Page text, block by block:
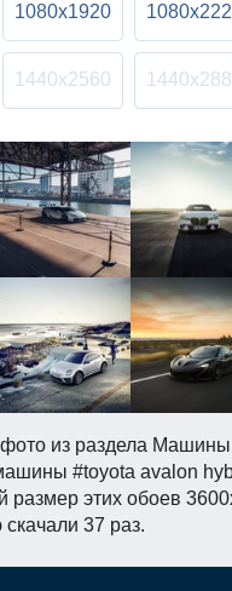
из раздела
#toyota avalon
размер этих обоев
37 раз.
1080x1920
1440x2560